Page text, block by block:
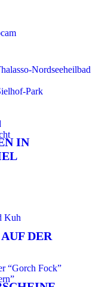
Nordseeheilbad
Park
IN
Kuh
DER
“Gorch Fock”